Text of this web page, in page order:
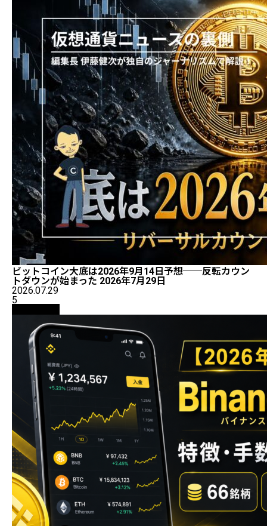
ビットコイン大底は2026年9月14日予想──反転カウン
トダウンが始まった 2026年7月29日
2026.07.29
5